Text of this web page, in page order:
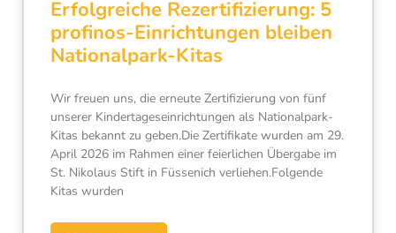
Erfolgreiche Rezertifizierung: 5
profinos-Einrichtungen bleiben
Nationalpark-Kitas
Wir freuen uns, die erneute Zertifizierung von fünf
unserer Kindertageseinrichtungen als Nationalpark-
Kitas bekannt zu geben.Die Zertifikate wurden am 29.
April 2026 im Rahmen einer feierlichen Übergabe im
St. Nikolaus Stift in Füssenich verliehen.Folgende
Kitas wurden